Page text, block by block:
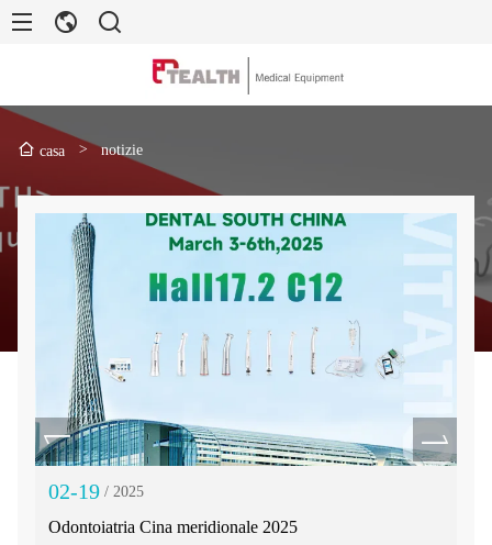
casa > notizie
02-19 / 2025
Odontoiatria Cina meridionale 2025